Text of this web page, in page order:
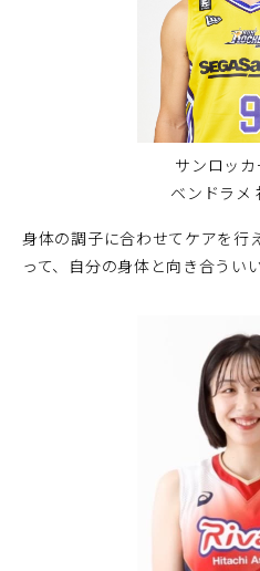
サンロッ
ベンドラメ
身体の調子に合わせてケアを行
って、自分の身体と向き合うい